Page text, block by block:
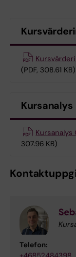
(PDF, 308.61 KB)
Kursanalys
Kursanalys
307.96 KB)
Telefon: